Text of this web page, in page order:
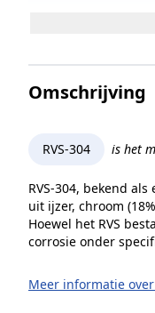
Hoogte
Merk
Omschrijving
RVS-304 is het
RVS-304, bekend
uit ijzer, chroom
Hoewel het RVS
corrosie onder
Meer informatie over